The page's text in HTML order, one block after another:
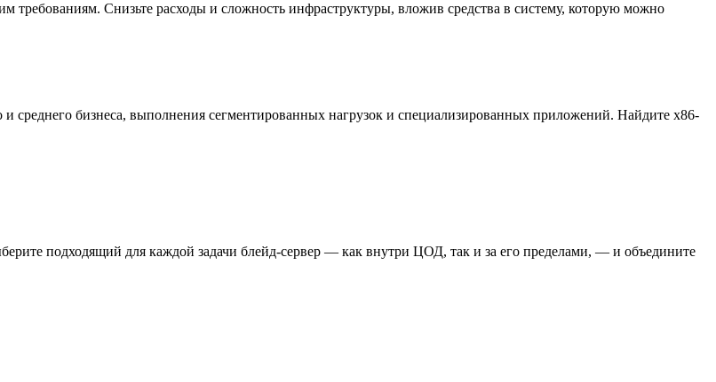
Снизьте расходы и сложность инфраструктуры, вложив средства в систему, которую можно
среднего бизнеса, выполнения сегментированных нагрузок и специализированных приложений. Найдите x86-
подходящий для каждой задачи блейд-сервер — как внутри ЦОД, так и за его пределами, — и объедините